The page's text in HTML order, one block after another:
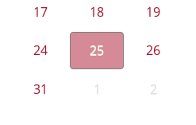
17 18 19
24 25 26
31 1 2